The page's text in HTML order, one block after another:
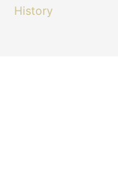
History